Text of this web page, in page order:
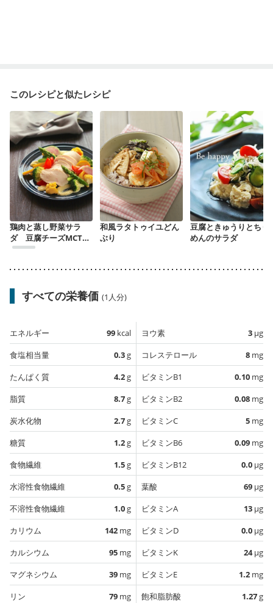
このレシピと似たレシピ
鶏肉と蒸し野菜サラ
ダ 豆腐チーズMCTオ
イルドレッシング
和風ラタトゥイユどん
ぶり
豆腐ときゅうりとちり
めんのサラダ
すべての栄養価 (1人分)
エネルギー 99 kcal
食塩相当量
0.3g
たんぱく質
4.2g
脂質
8.7g
炭水化物
2.7g
糖質
1.2g
食物繊維
1.5g
水溶性食物繊維
0.5g
不溶性食物繊維
1.0g
カリウム
142 mg
カルシウム
95 mg
マグネシウム
39 mg
リン
79 mg
ヨウ素 3 µg
コレステロール
8 mg
ビタミンB1
0.10 mg
ビタミンB2
0.08 mg
ビタミンC
5 mg
ビタミンB6
0.09 mg
ビタミンB12
0.0 µg
葉酸
69 µg
ビタミンA
13 µg
ビタミンD
0.0 µg
ビタミンK
24µg
ビタミンE
1.2 mg
飽和脂肪酸
1.27g